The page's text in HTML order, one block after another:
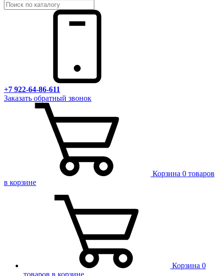
+7 922-64-86-611
Заказать обратный звонок
Корзина 0 товаров
в корзине
Корзина 0
товаров в корзине